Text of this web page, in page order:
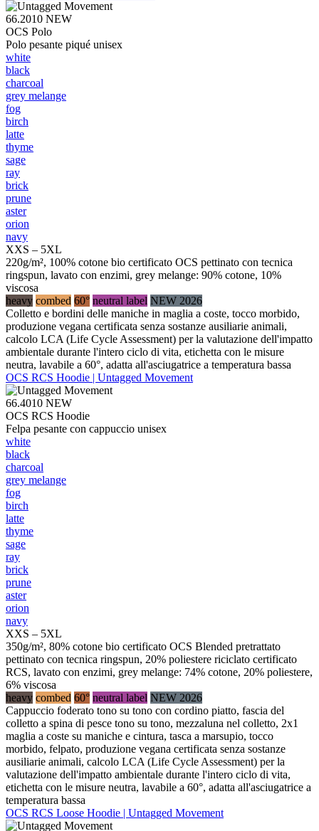
66.2010 NEW
OCS Polo
Polo pesante piqué unisex
white
black
charcoal
grey melange
fog
birch
latte
thyme
sage
ray
brick
prune
aster
orion
navy
XXS – 5XL
220g/m², 100% cotone bio certificato OCS pettinato con tecnica
ringspun, lavato con enzimi, grey melange: 90% cotone, 10%
viscosa
heavy combed 60° neutral label NEW 2026
Colletto e bordini delle maniche in maglia a coste, tocco morbido,
produzione vegana certificata senza sostanze ausiliarie animali,
calcolo LCA (Life Cycle Assessment) per la valutazione dell'impatto
ambientale durante l'intero ciclo di vita, etichetta con le misure
neutra, lavabile a 60°, adatta all'asciugatrice a temperatura bassa
OCS RCS Hoodie | Untagged Movement
66.4010 NEW
OCS RCS Hoodie
Felpa pesante con cappuccio unisex
white
black
charcoal
grey melange
fog
birch
latte
thyme
sage
ray
brick
prune
aster
orion
navy
XXS – 5XL
350g/m², 80% cotone bio certificato OCS Blended pretrattato
pettinato con tecnica ringspun, 20% poliestere riciclato certificato
RCS, lavato con enzimi, grey melange: 74% cotone, 20% poliestere,
6% viscosa
heavy combed 60° neutral label NEW 2026
Cappuccio foderato tono su tono con cordino piatto, fascia del
colletto a spina di pesce tono su tono, mezzaluna nel colletto, 2x1
maglia a coste su maniche e cintura, tasca a marsupio, tocco
morbido, felpato, produzione vegana certificata senza sostanze
ausiliarie animali, calcolo LCA (Life Cycle Assessment) per la
valutazione dell'impatto ambientale durante l'intero ciclo di vita,
etichetta con le misure neutra, lavabile a 60°, adatta all'asciugatrice a
temperatura bassa
OCS RCS Loose Hoodie | Untagged Movement